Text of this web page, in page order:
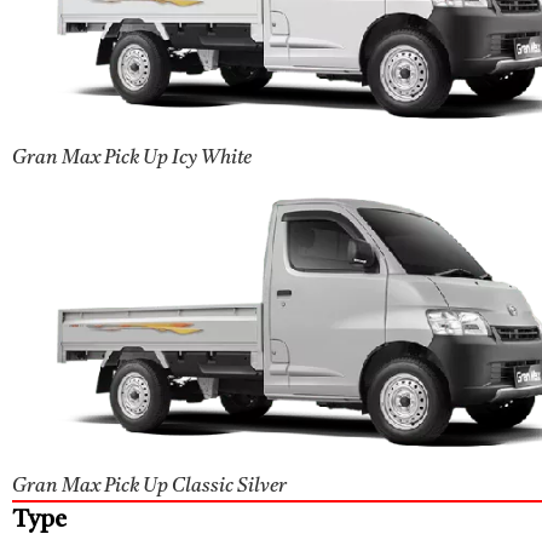
Gran Max Pick Up Icy White
Gran Max Pick Up Classic Silver
Type